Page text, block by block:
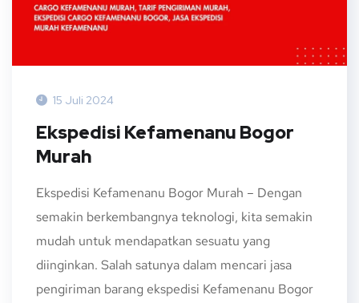
15 Juli 2024
Ekspedisi Kefamenanu Bogor
Murah
Ekspedisi Kefamenanu Bogor Murah – Dengan
semakin berkembangnya teknologi, kita semakin
mudah untuk mendapatkan sesuatu yang
diinginkan. Salah satunya dalam mencari jasa
pengiriman barang ekspedisi Kefamenanu Bogor